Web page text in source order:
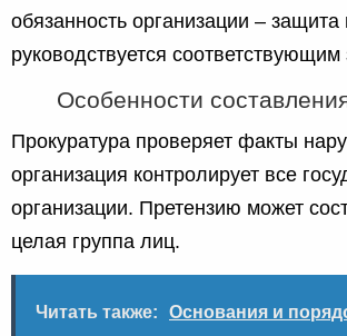
обязанность организации –
руководствуется соответствующим
Особенности
Прокуратура проверяет факты
организация контролирует все
организации. Претензию может
целая группа лиц.
Читать также:
Основания и